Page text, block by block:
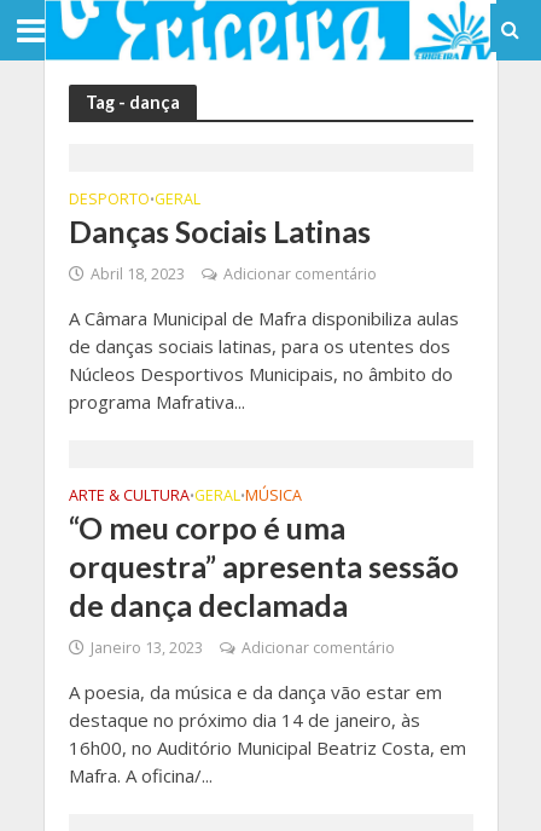
Tag - dança
DESPORTO•GERAL
Danças Sociais Latinas
Abril 18, 2023 Adicionar comentário
A Câmara Municipal de Mafra disponibiliza aulas
de danças sociais latinas, para os utentes dos
Núcleos Desportivos Municipais, no âmbito do
programa Mafrativa...
ARTE & CULTURA•GERAL•MÚSICA
“O meu corpo é uma
orquestra” apresenta sessão
de dança declamada
Janeiro 13, 2023 Adicionar comentário
A poesia, da música e da dança vão estar em
destaque no próximo dia 14 de janeiro, às
16h00, no Auditório Municipal Beatriz Costa, em
Mafra. A oficina/...